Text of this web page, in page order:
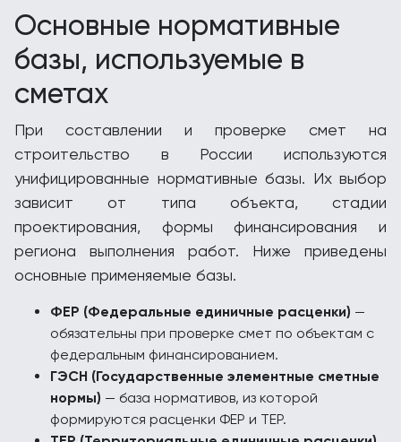
Основные нормативные
базы, используемые в
сметах
При составлении и проверке смет на
строительство в России используются
унифицированные нормативные базы. Их выбор
зависит от типа объекта, стадии
проектирования, формы финансирования и
региона выполнения работ. Ниже приведены
основные применяемые базы.
ФЕР (Федеральные единичные расценки) —
обязательны при проверке смет по объектам с
федеральным финансированием.
ГЭСН (Государственные элементные сметные
нормы) — база нормативов, из которой
формируются расценки ФЕР и ТЕР.